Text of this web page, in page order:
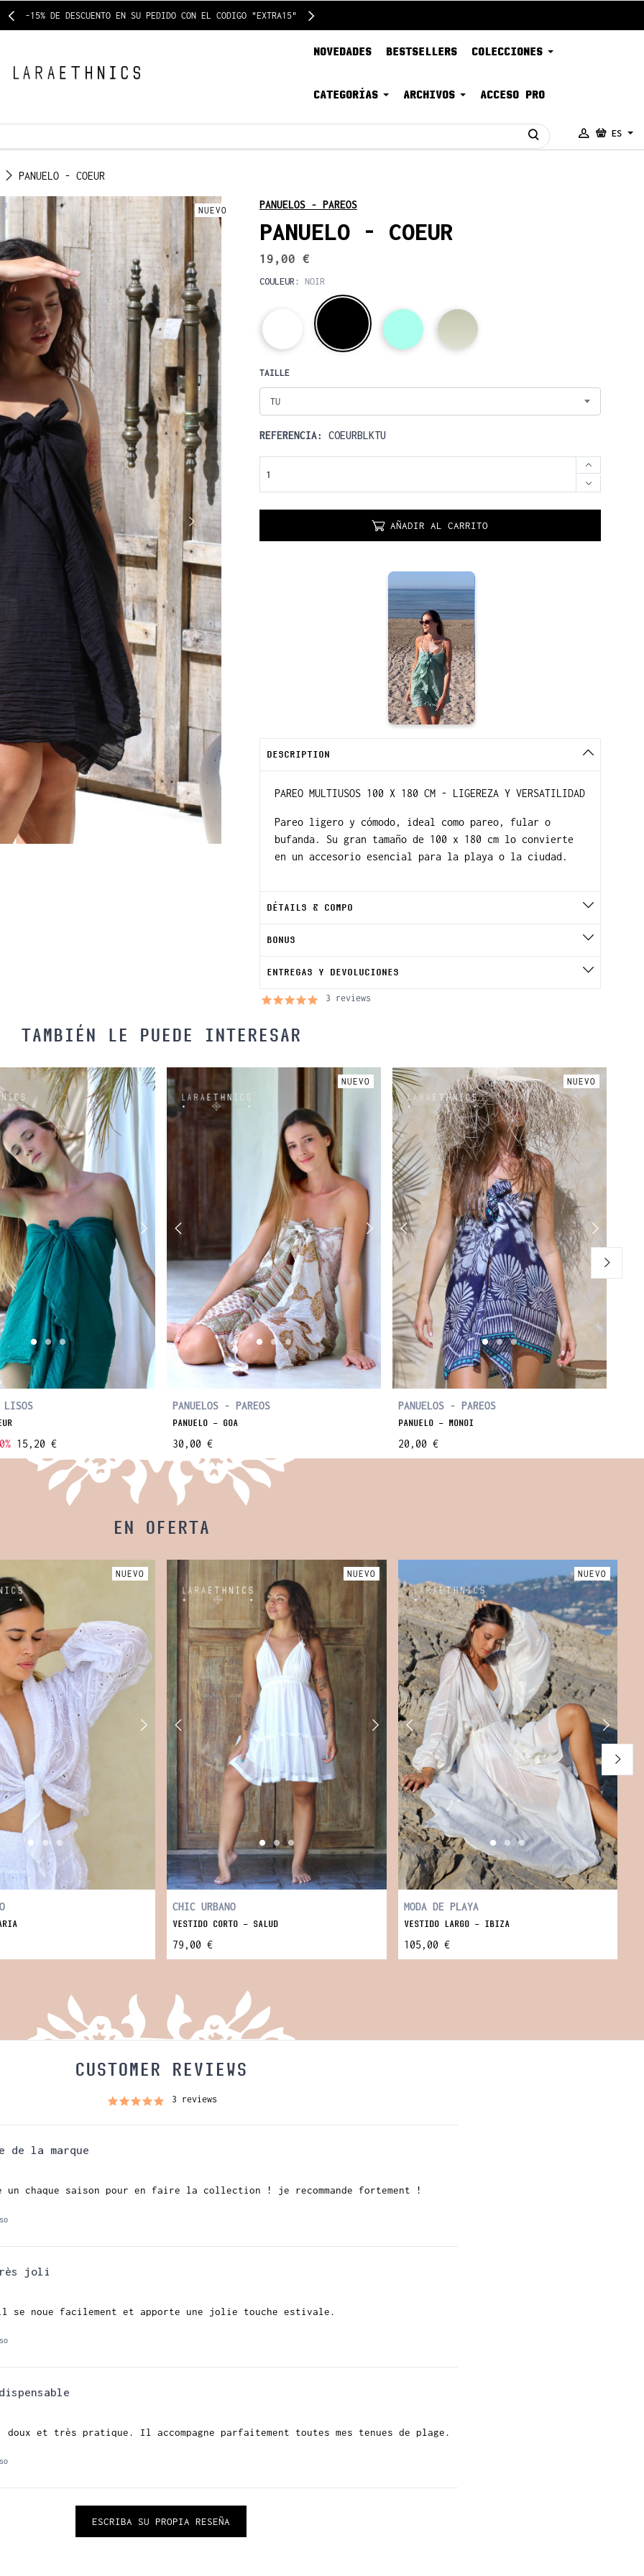
-15% DE DESCUENTO EN SU PEDIDO CON EL CODIGO "EXTRA15"
NOVEDADES BESTSELLERS COLECCIONES
CATEGORÍAS ARCHIVOS ACCESO PRO
ES
PANUELO - COEUR
NUEVO PANUELOS - PAREOS
PANUELO - COEUR
19,00 €
COULEUR: NOIR
TAILLE
TU
REFERENCIA: COEURBLKTU
AÑADIR AL CARRITO
DESCRIPTION
PAREO MULTIUSOS 100 X 180 CM - LIGEREZA Y VERSATILIDAD
Pareo ligero y cómodo, ideal como pareo, fular o
bufanda. Su gran tamaño de 100 x 180 cm lo convierte
en un accesorio esencial para la playa o la ciudad.
DÉTAILS & COMPO
BONUS
ENTREGAS Y DEVOLUCIONES
3 reviews
TAMBIÉN LE PUEDE INTERESAR
LISOS
15,20 €
NUEVO
PANUELOS - PAREOS
PANUELO - GOA
30,00 €
NUEVO
PANUELOS - PAREOS
PANUELO - MONOI
20,00 €
EN OFERTA
NUEVO NUEVO
CHIC URBANO
VESTIDO CORTO - SALUD
79,00 €
NUEVO
MODA DE PLAYA
VESTIDO LARGO - IBIZA
105,00 €
CUSTOMER REVIEWS
3 reviews
de la marque
un chaque saison pour en faire la collection ! je recommande fortement !
joli
se noue facilement et apporte une jolie touche estivale.
et très pratique. Il accompagne parfaitement toutes mes tenues de plage.
ESCRIBA SU PROPIA RESEÑA